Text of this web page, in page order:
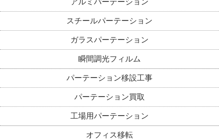
アルミパーテーション
スチールパーテーション
ガラスパーテーション
瞬間調光フィルム
パーテーション移設工事
パーテーション買取
工場用パーテーション
オフィス移転